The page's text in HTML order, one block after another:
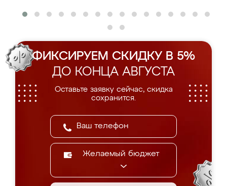
ФИКСИРУЕМ СКИДКУ В 5%
ДО КОНЦА АВГУСТА
Оставьте заявку сейчас, скидка
сохранится.
Желаемый бюджет